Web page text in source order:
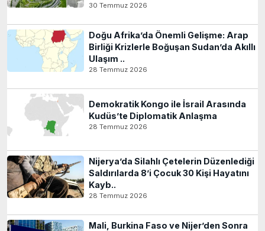
30 Temmuz 2026
Doğu Afrika’da Önemli Gelişme: Arap
Birliği Krizlerle Boğuşan Sudan’da Akıllı
Ulaşım ..
28 Temmuz 2026
Demokratik Kongo ile İsrail Arasında
Kudüs’te Diplomatik Anlaşma
28 Temmuz 2026
Nijerya’da Silahlı Çetelerin Düzenlediği
Saldırılarda 8’i Çocuk 30 Kişi Hayatını
Kayb..
28 Temmuz 2026
Mali, Burkina Faso ve Nijer’den Sonra